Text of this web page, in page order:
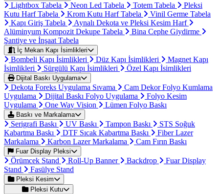
Lightbox Tabela Neon Led Tabela Totem Tabela
Pleksi
Kutu Harf Tabela
Krom Kutu Harf Tabela
Vinil Germe Tabela
Kapı Giriş Tabela
Aynalı Dekota ve Pleksi Kesim Harf
Alüminyum Kompozit Dekupe Tabela
Bina Cephe Giydirme
Şantiye ve İnşaat Tabela
İç Mekan Kapı İsimlikleri
Bombeli Kapı İsimlikleri Düz Kapı İsimlikleri
Magnet Kapı
İsimlikleri
Sürgülü Kapı İsimlikleri Özel Kapı İsimlikleri
Dijital Baskı Uygulama
Dekota Foreks Uygulama Sıvama
Cam Dekor Folyo Kumlama
Uygulama
Dijital Baskı Folyo Uygulama
Folyo Kesim
Uygulama
One Way Vision Lümen Folyo Baskı
Baskı ve Markalama
Serigrafi Baskı UV Baskı Tampon Baskı
STS Soğuk
Kabartma Baskı
DTF Sıcak Kabartma Baskı
Fiber Lazer
Markalama
Karbon Lazer Markalama Cam Fırın Baskı
Fuar Display Pleksi
Örümcek Stand Roll-Up Banner Backdrop
Fuar Display
Stand
Fasülye Stand
Pleksi Kesim
Pleksi Kutu